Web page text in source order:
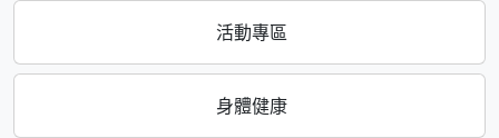
活動專區
身體健康